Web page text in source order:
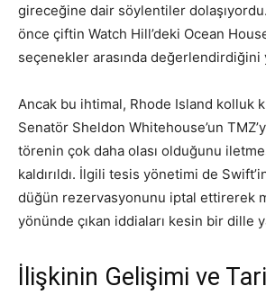
gireceğine dair söylentiler
önce çiftin Watch Hill’deki Ocean
seçenekler arasında değerlendirdiğini
Ancak bu ihtimal, Rhode Island kolluk
Senatör Sheldon Whitehouse’un
törenin çok daha olası olduğunu
kaldırıldı. İlgili tesis yönetimi de
düğün rezervasyonunu iptal ettirerek
yönünde çıkan iddiaları kesin bir dille
İlişkinin Gelişimi ve